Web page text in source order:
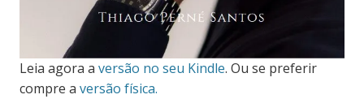
Leia agora a versão no seu Kindle. Ou se preferir
compre a versão física.